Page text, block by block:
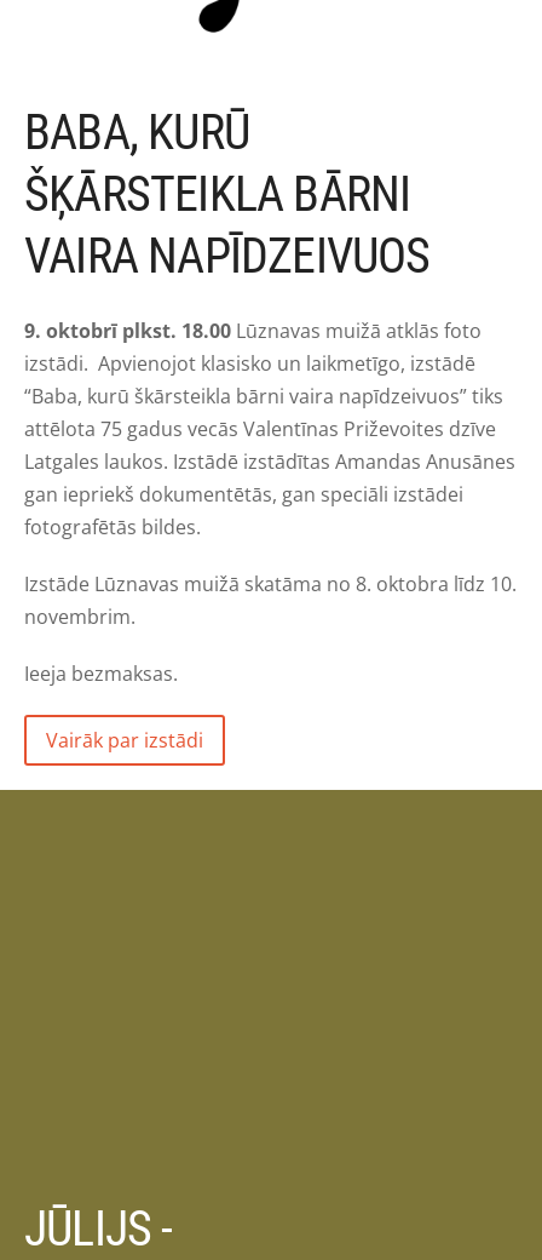
BABA, KURŪ
ŠĶĀRSTEIKLA BĀRNI
VAIRA NAPĪDZEIVUOS
9. oktobrī plkst. 18.00 Lūznavas muižā atklās foto
izstādi. Apvienojot klasisko un laikmetīgo, izstādē
“Baba, kurū škārsteikla bārni vaira napīdzeivuos” tiks
attēlota 75 gadus vecās Valentīnas Priževoites dzīve
Latgales laukos. Izstādē izstādītas Amandas Anusānes
gan iepriekš dokumentētās, gan speciāli izstādei
fotografētās bildes.
Izstāde Lūznavas muižā skatāma no 8. oktobra līdz 10.
novembrim.
Ieeja bezmaksas.
Vairāk par izstādi
JŪLIJS -